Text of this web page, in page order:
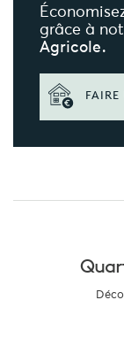
grâce à
Agricole.